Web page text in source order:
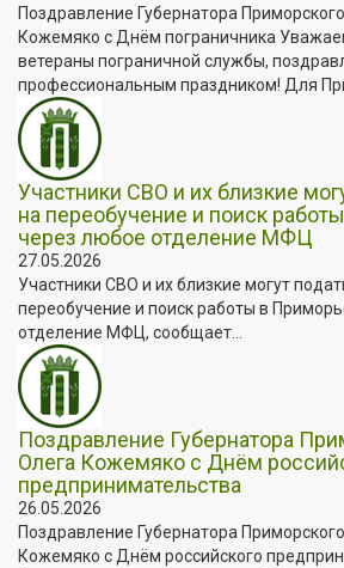
Поздравление Губернатора
Кожемяко с Днём пограничника
ветераны пограничной службы,
профессиональным праздником! Для
Участники СВО и их близкие
на переобучение и поиск
через любое отделение МФЦ
27.05.2026
Участники СВО и их близкие могут
переобучение и поиск работы в
отделение МФЦ, сообщает...
Поздравление Губернатора
Олега Кожемяко с Днём
предпринимательства
26.05.2026
Поздравление Губернатора
Кожемяко с Днём российского